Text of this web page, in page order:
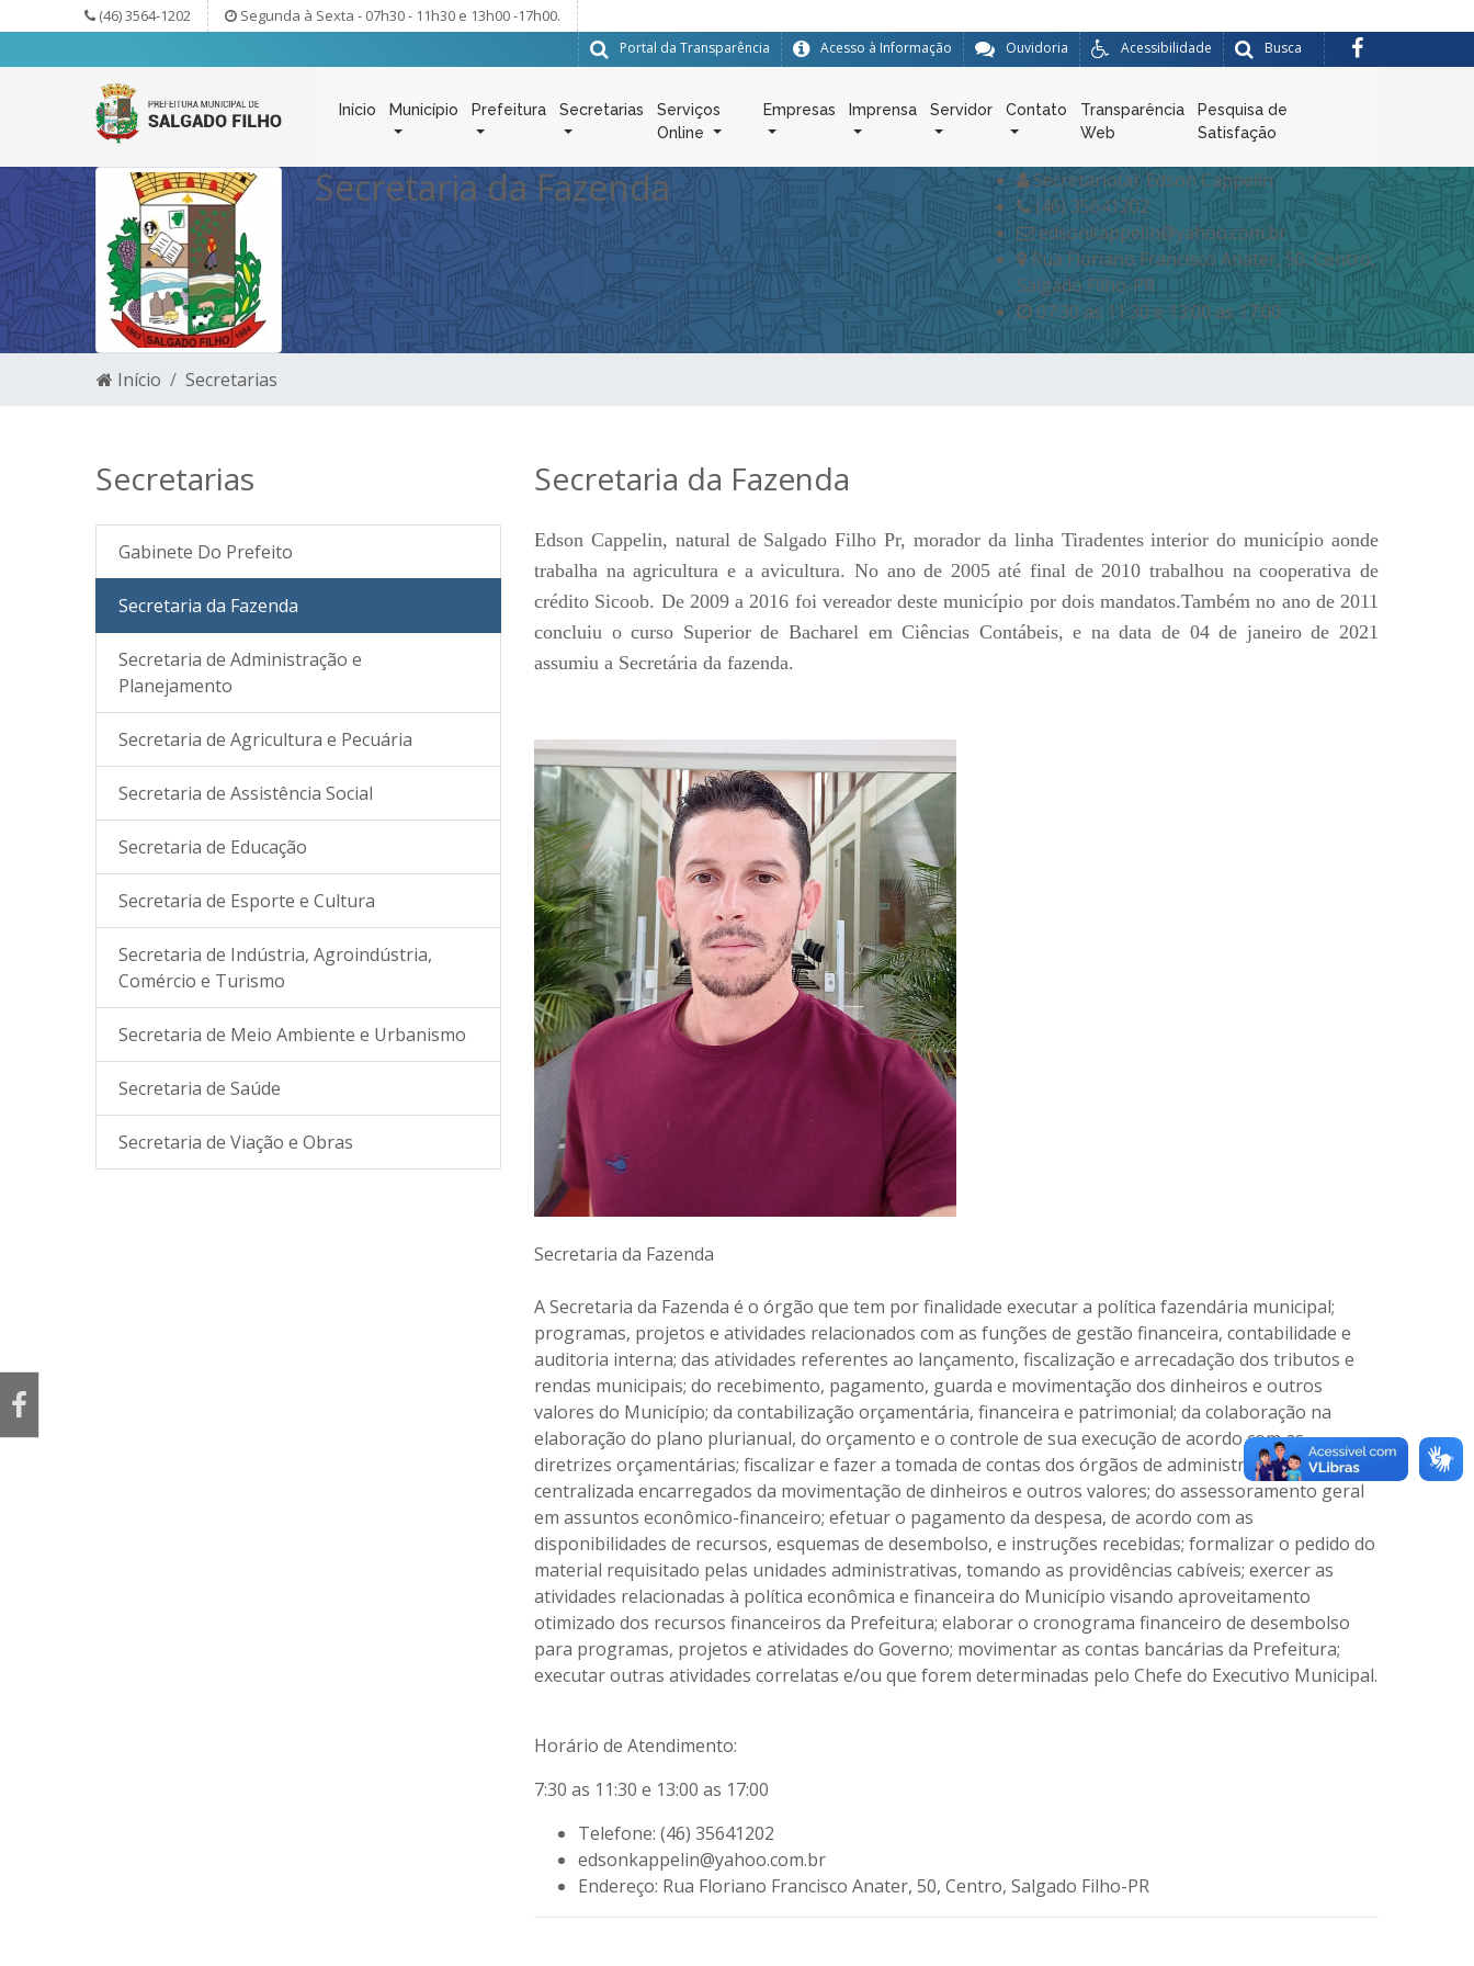
(46) 3564-1202 Segunda à Sexta - 07h30 - 11h30 e 13h00 -17h00.
Busca
Acessibilidade
Ouvidoria
Acesso à Informação
Portal da Transparência
Início Município Prefeitura Secretarias
Serviços
Online
Empresas Imprensa Servidor Contato
Transparência
Web
Pesquisa de
Satisfação
Secretaria da Fazenda
Secretario(a): Edson Cappelin
(46) 35641202
edsonkappelin@yahoo.com.br
Rua Floriano Francisco Anater, 50, Centro,
Salgado Filho-PR
07:30 as 11:30 e 13:00 as 17:00
Início Secretarias
Secretarias
Gabinete Do Prefeito
Secretaria da Fazenda
Secretaria de Administração e
Planejamento
Secretaria de Agricultura e Pecuária
Secretaria de Assistência Social
Secretaria de Educação
Secretaria de Esporte e Cultura
Secretaria de Indústria, Agroindústria,
Comércio e Turismo
Secretaria de Meio Ambiente e Urbanismo
Secretaria de Saúde
Secretaria de Viação e Obras
Secretaria da Fazenda
Edson Cappelin, natural de Salgado Filho Pr, morador da linha Tiradentes interior do município aonde
trabalha na agricultura e a avicultura. No ano de 2005 até final de 2010 trabalhou na cooperativa de
crédito Sicoob. De 2009 a 2016 foi vereador deste município por dois mandatos.Também no ano de 2011
concluiu o curso Superior de Bacharel em Ciências Contábeis, e na data de 04 de janeiro de 2021
assumiu a Secretária da fazenda.
Secretaria da Fazenda
A Secretaria da Fazenda é o órgão que tem por finalidade executar a política fazendária municipal;
programas, projetos e atividades relacionados com as funções de gestão financeira, contabilidade e
auditoria interna; das atividades referentes ao lançamento, fiscalização e arrecadação dos tributos e
rendas municipais; do recebimento, pagamento, guarda e movimentação dos dinheiros e outros
valores do Município; da contabilização orçamentária, financeira e patrimonial; da colaboração na
elaboração do plano plurianual, do orçamento e o controle de sua execução de acordo com as
diretrizes orçamentárias; fiscalizar e fazer a tomada de contas dos órgãos de administração
centralizada encarregados da movimentação de dinheiros e outros valores; do assessoramento geral
em assuntos econômico-financeiro; efetuar o pagamento da despesa, de acordo com as
disponibilidades de recursos, esquemas de desembolso, e instruções recebidas; formalizar o pedido do
material requisitado pelas unidades administrativas, tomando as providências cabíveis; exercer as
atividades relacionadas à política econômica e financeira do Município visando aproveitamento
otimizado dos recursos financeiros da Prefeitura; elaborar o cronograma financeiro de desembolso
para programas, projetos e atividades do Governo; movimentar as contas bancárias da Prefeitura;
executar outras atividades correlatas e/ou que forem determinadas pelo Chefe do Executivo Municipal.
Horário de Atendimento:
7:30 as 11:30 e 13:00 as 17:00
Telefone: (46) 35641202
edsonkappelin@yahoo.com.br
Endereço: Rua Floriano Francisco Anater, 50, Centro, Salgado Filho-PR